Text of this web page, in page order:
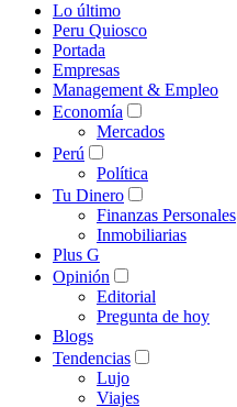
Lo último
Peru Quiosco
Portada
Empresas
Management & Empleo
Economía
Mercados
Perú
Política
Tu Dinero
Finanzas Personales
Inmobiliarias
Plus G
Opinión
Editorial
Pregunta de hoy
Blogs
Tendencias
Lujo
Viajes